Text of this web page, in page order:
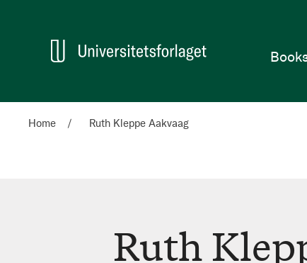
Home
Home Ruth Kleppe Aakvaag
RuthRuth